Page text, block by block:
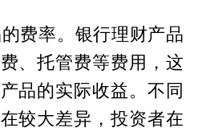
费率。银行理财产品
、托管费等费用，这
品的实际收益。不同
较大差异，投资者在